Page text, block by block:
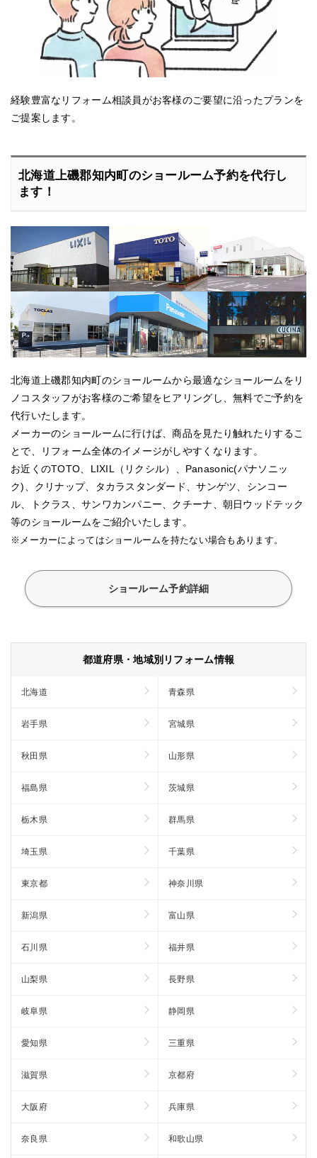
経験豊富なリフォーム相談員がお客様のご要望に沿ったプランを
ご提案します。
北海道上磯郡知内町のショールーム予約を代行し
ます！
北海道上磯郡知内町のショールームから最適なショールームをリ
ノコスタッフがお客様のご希望をヒアリングし、無料でご予約を
代行いたします。
メーカーのショールームに行けば、商品を見たり触れたりするこ
とで、リフォーム全体のイメージがしやすくなります。
お近くのTOTO、LIXIL（リクシル）、Panasonic(パナソニッ
ク)、クリナップ、タカラスタンダード、サンゲツ、シンコー
ル、トクラス、サンワカンパニー、クチーナ、朝日ウッドテック
等のショールームをご紹介いたします。
※メーカーによってはショールームを持たない場合もあります。
ショールーム予約詳細
都道府県・地域別リフォーム情報
北海道 青森県
岩手県 宮城県
秋田県 山形県
福島県 茨城県
栃木県 群馬県
埼玉県 千葉県
東京都 神奈川県
新潟県 富山県
石川県 福井県
山梨県 長野県
岐阜県 静岡県
愛知県 三重県
滋賀県 京都府
大阪府 兵庫県
奈良県 和歌山県